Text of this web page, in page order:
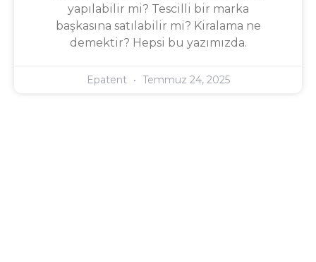
yapılabilir mi? Tescilli bir marka
başkasına satılabilir mi? Kiralama ne
demektir? Hepsi bu yazımızda.
Epatent Temmuz 24, 2025